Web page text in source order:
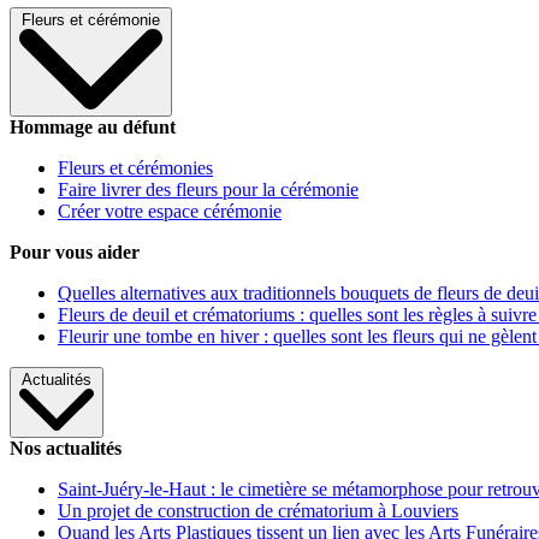
Fleurs et cérémonie
Hommage au défunt
Fleurs et cérémonies
Faire livrer des fleurs pour la cérémonie
Créer votre espace cérémonie
Pour vous aider
Quelles alternatives aux traditionnels bouquets de fleurs de
Fleurs de deuil et crématoriums : quelles sont les règles à
Fleurir une tombe en hiver : quelles sont les fleurs qui ne gèlent
Actualités
Nos actualités
Saint-Juéry-le-Haut : le cimetière se métamorphose pour
Un projet de construction de crématorium à Louviers
Quand les Arts Plastiques tissent un lien avec les Arts